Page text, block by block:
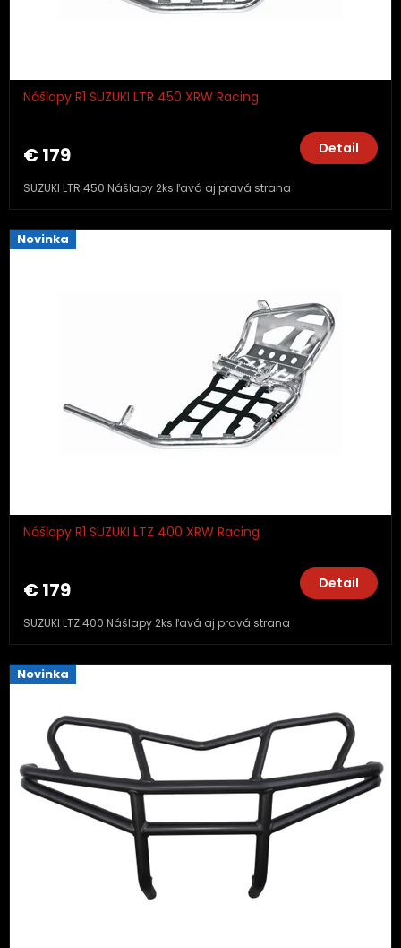
Nášlapy R1 SUZUKI LTR 450 XRW Racing
€ 179 Detail
SUZUKI LTR 450 Nášlapy 2ks ľavá aj pravá strana
Novinka
Nášlapy R1 SUZUKI LTZ 400 XRW Racing
€ 179 Detail
SUZUKI LTZ 400 Nášlapy 2ks ľavá aj pravá strana
Novinka